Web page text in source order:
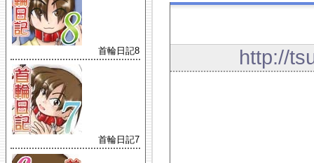
http://
首輪日記8
首輪日記7